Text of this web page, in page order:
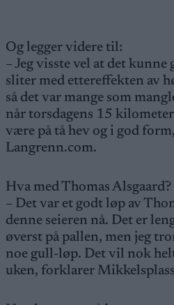
Og legger videre til:
– Jeg visste vel at det
sliter med ettereffekten av
så det var mange som
når torsdagens 15
være på tå hev og i god
Langrenn.com.
Hva med Thomas Alsgaard?
– Det var et godt løp av
denne seieren nå. Det er
øverst på pallen, men jeg
noe gull-løp. Det vil nok
uken, forklarer